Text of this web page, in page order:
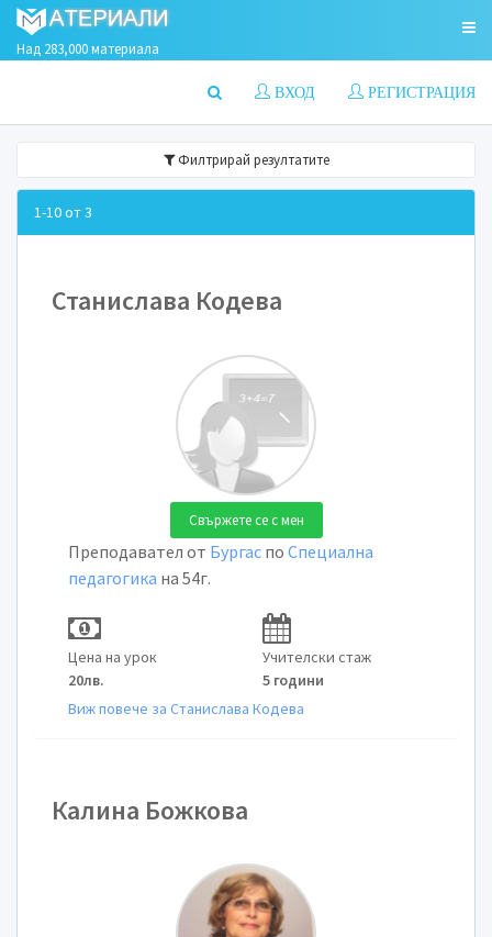
Над 283,000 материала
РЕГИСТРАЦИЯ
ВХОД
Филтрирай резултатите
1-10 от 3
Станислава Кодева
Свържете се с мен
Преподавател от Бургас по Специална
педагогика на 54г.
Цена на урок
20лв.
Учителски стаж
5 години
Виж повече за Станислава Кодева
Калина Божкова